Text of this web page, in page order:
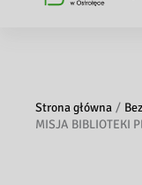
Strona główna
MISJA BIBLIOTEKI